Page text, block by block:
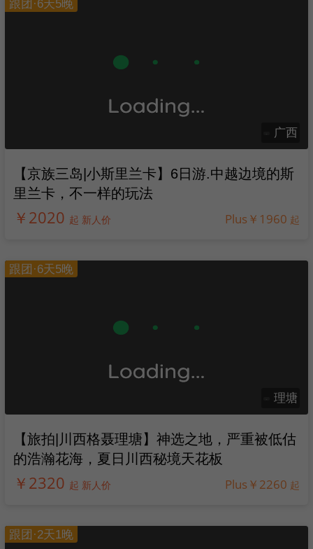
跟团·6天5晚
广西
【京族三岛|小斯里兰卡】6日游.中越边境的斯
里兰卡，不一样的玩法
￥2020 起 新人价 Plus￥1960 起
跟团·6天5晚
理塘
【旅拍|川西格聂理塘】神选之地，严重被低估
的浩瀚花海，夏日川西秘境天花板
￥2320 起 新人价 Plus￥2260 起
跟团·2天1晚